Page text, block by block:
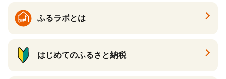
ふるラボとは
はじめてのふるさと納税